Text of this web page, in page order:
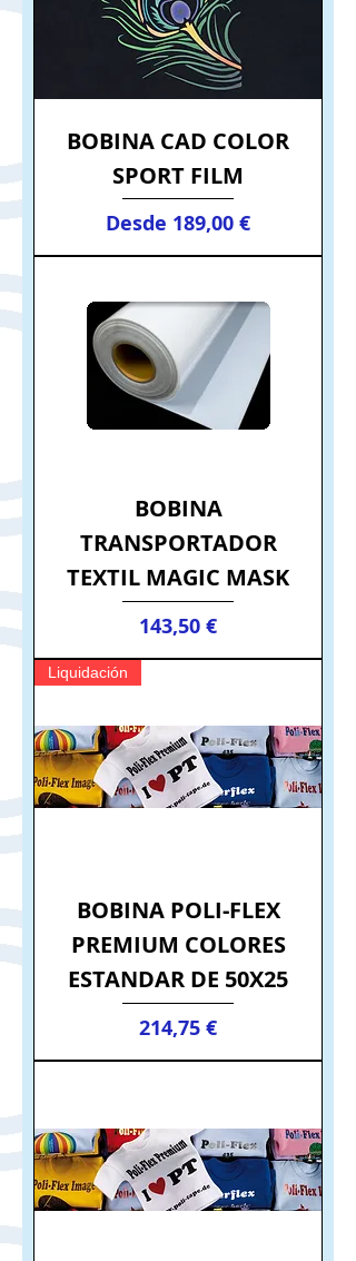
BOBINA CAD COLOR
SPORT FILM
Desde 189,00 €
Precio de oferta
BOBINA
TRANSPORTADOR
TEXTIL MAGIC MASK
Precio
143,50 €
Liquidación
BOBINA POLI-FLEX
PREMIUM COLORES
ESTANDAR DE 50X25
Precio
214,75 €